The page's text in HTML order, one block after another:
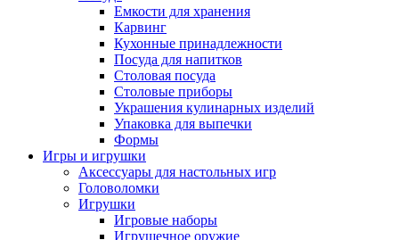
Емкости для хранения
Карвинг
Кухонные принадлежности
Посуда для напитков
Столовая посуда
Столовые приборы
Украшения кулинарных изделий
Упаковка для выпечки
Формы
Игры и игрушки
Аксессуары для настольных игр
Головоломки
Игрушки
Игровые наборы
Игрушечное оружие